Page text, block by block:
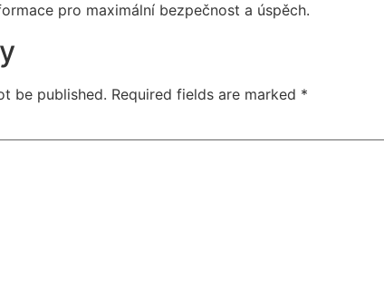
pro maximální bezpečnost a úspěch.
be published. Required fields are marked *